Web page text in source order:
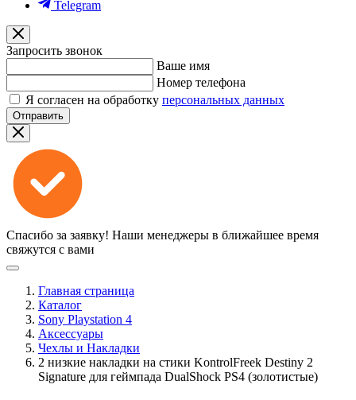
Telegram
Запросить звонок
Ваше имя
Номер телефона
Я согласен на обработку персональных данных
Отправить
Спасибо за заявку! Наши менеджеры в ближайшее время
свяжутся с вами
Главная страница
Каталог
Sony Playstation 4
Аксессуары
Чехлы и Накладки
2 низкие накладки на стики KontrolFreek Destiny 2
Signature для геймпада DualShock PS4 (золотистые)